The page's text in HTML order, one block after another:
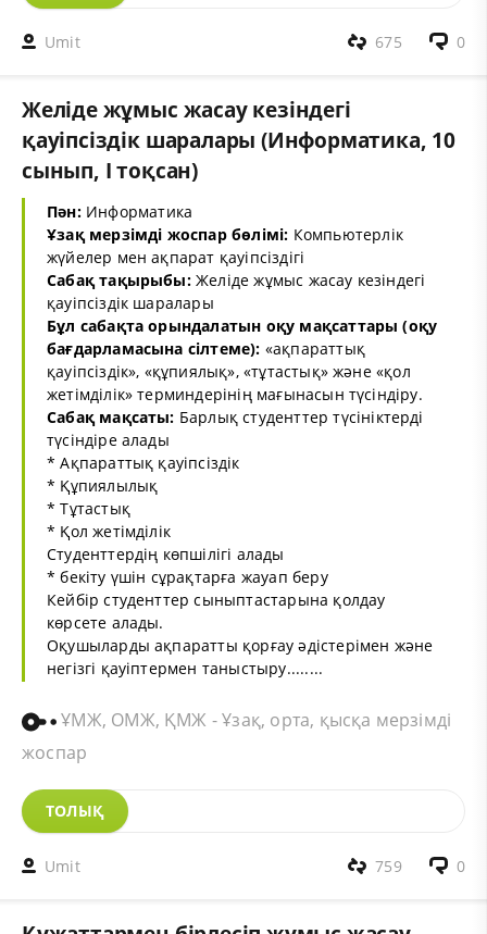
Umit 0
675
Желіде жұмыс жасау кезіндегі
қауіпсіздік шаралары (Информатика, 10
сынып, I тоқсан)
Пән:Информатика
Ұзақ мерзімді жоспар бөлімі: Компьютерлік
жүйелер мен ақпарат қауіпсіздігі
Сабақ тақырыбы:Желіде жұмыс жасау кезіндегі
қауіпсіздік шаралары
Бұл сабақта орындалатын оқу мақсаттары (оқу
бағдарламасына сілтеме): «ақпараттық
қауіпсіздік», «құпиялық», «тұтастық» және «қол
жетімділік» терминдерінің мағынасын түсіндіру.
Сабақ мақсаты: Барлық студенттер түсініктерді
түсіндіре алады
* Ақпараттық қауіпсіздік
* Құпиялылық
* Тұтастық
* Қол жетімділік
Студенттердің көпшілігі алады
* бекіту үшін сұрақтарға жауап беру
Кейбір студенттер сыныптастарына қолдау
көрсете алады.
Оқушыларды ақпаратты қорғау әдістерімен және
негізгі қауіптермен таныстыру........
ҰМЖ, ОМЖ, ҚМЖ - Ұзақ, орта, қысқа мерзімді
жоспар
ТОЛЫҚ
Umit 0
759